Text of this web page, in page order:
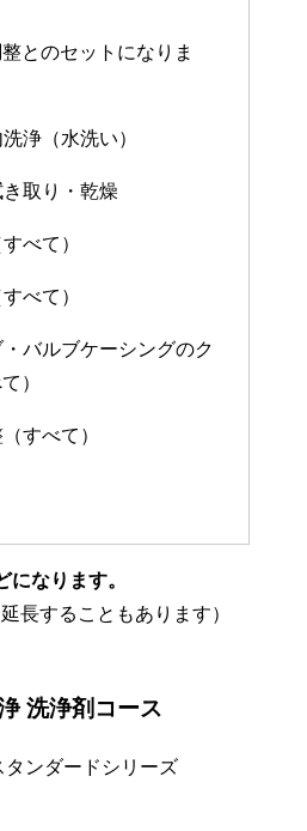
とのセットになりま
浄（水洗い）
取り・乾燥
べて）
べて）
バルブケーシングのク
）
すべて）
なります。
長することもあります）
洗浄剤コース
ンダードシリーズ